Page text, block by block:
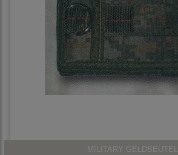
MILITARY GELDBEUTEL